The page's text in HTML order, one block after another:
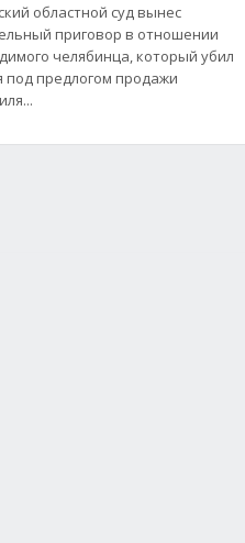
областной суд вынес
приговор в отношении
челябинца, который убил
под предлогом продажи